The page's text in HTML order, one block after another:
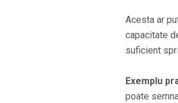
Acesta ar
capacitate
suficient
Exemplu
poate